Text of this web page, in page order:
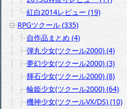
紅白2014レビュー (19)
RPGツクール (335)
自作品まとめ (4)
弾丸少女(ツクール2000) (4)
夢幻少女(ツクール2000) (3)
輝石少女(ツクール2000) (8)
輪姫少女(ツクール2000) (64)
機神少女(ツクールVX/DS) (10)